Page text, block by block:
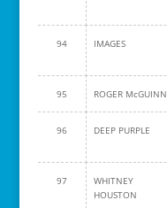
94 IMAGES
95 ROGER McGUINN
96 DEEP PURPLE
97
WHITNEY
HOUSTON